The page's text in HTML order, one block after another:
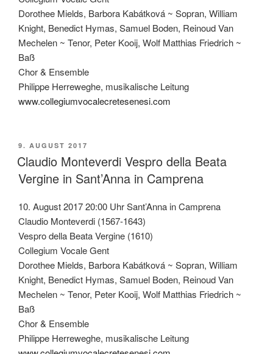
Dorothee Mields, Barbora Kabátková ~ Sopran, William
Knight, Benedict Hymas, Samuel Boden, Reinoud Van
Mechelen ~ Tenor, Peter Kooij, Wolf Matthias Friedrich ~
Baß
Chor & Ensemble
Philippe Herreweghe, musikalische Leitung
www.collegiumvocalecretesenesi.com
VERÖFFENTLICHT
AM
9. AUGUST 2017
Claudio Monteverdi Vespro della Beata
Vergine in Sant’Anna in Camprena
10. August 2017 20:00 Uhr Sant’Anna in Camprena
Claudio Monteverdi (1567-1643)
Vespro della Beata Vergine (1610)
Collegium Vocale Gent
Dorothee Mields, Barbora Kabátková ~ Sopran, William
Knight, Benedict Hymas, Samuel Boden, Reinoud Van
Mechelen ~ Tenor, Peter Kooij, Wolf Matthias Friedrich ~
Baß
Chor & Ensemble
Philippe Herreweghe, musikalische Leitung